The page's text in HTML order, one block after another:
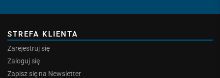
STREFA KLIENTA
Zarejestruj się
Zaloguj się
Zapisz się na Newsletter